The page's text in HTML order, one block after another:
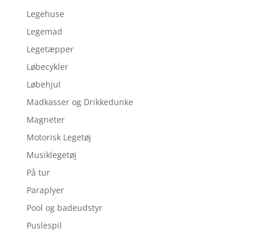
Legehuse
Legemad
Legetæpper
Løbecykler
Løbehjul
Madkasser og Drikkedunke
Magneter
Motorisk Legetøj
Musiklegetøj
På tur
Paraplyer
Pool og badeudstyr
Puslespil